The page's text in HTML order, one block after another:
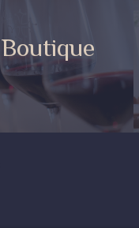
Boutique